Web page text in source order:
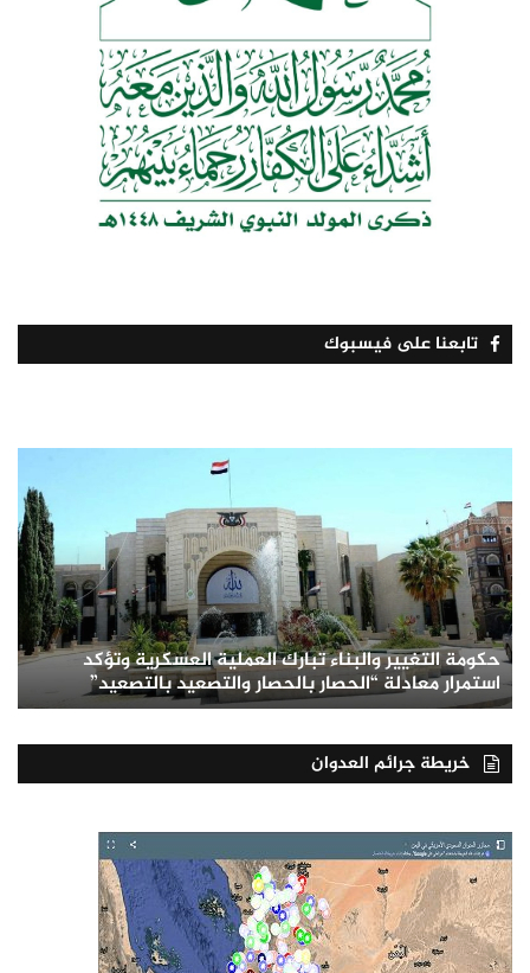
تابعنا على فيسبوك
حكومة التغيير والبناء تبارك العملية العسكرية وتؤكد
استمرار معادلة “الحصار بالحصار والتصعيد بالتصعيد”
خريطة جرائم العدوان